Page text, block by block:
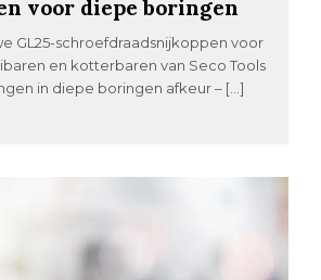
voor diepe boringen
GL25-schroefdraadsnijkoppen voor
en kotterbaren van Seco Tools
in diepe boringen afkeur – […]